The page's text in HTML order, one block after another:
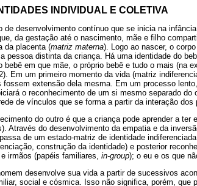
INDIVIDUAL E COLETIVA
de desenvolvimento contínuo que se inicia na
da gestação até o nascimento, mãe e filho
da placenta (matriz materna). Logo ao nascer, o
pessoa distinta da criança. Há uma identidade do
em que mãe, o próprio bebê e tudo o mais (na
Em um primeiro momento da vida (matriz
extensão dela mesma. Em um processo
o reconhecimento de um si mesmo separado
de vínculos que se forma a partir da interação dos
do outro é que a criança pode aprender a
Através do desenvolvimento da empatia e da
de um estado-matriz de identidade
construção da identidade) e posterior
irmãos (papéis familiares, in-group); o eu e os que
desenvolve sua vida a partir de sucessivos
social e cósmica. Isso não significa, porém, que